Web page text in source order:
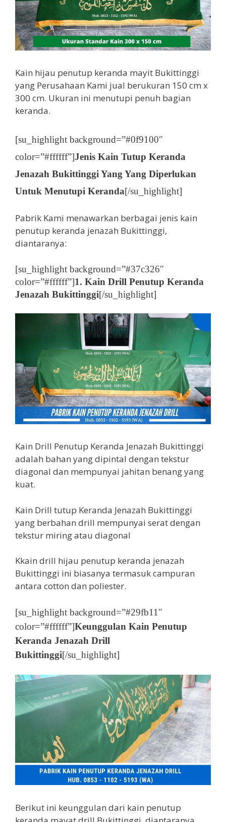
Kain hijau penutup keranda mayit Bukittinggi
yang Perusahaan Kami jual berukuran 150 cm x
300 cm. Ukuran ini menutupi penuh bagian
keranda.
[su_highlight background=”#0f9100″
color=”#ffffff”]Jenis Kain Tutup Keranda
Jenazah Bukittinggi Yang Yang Diperlukan
Untuk Menutupi Keranda[/su_highlight]
Pabrik Kami menawarkan berbagai jenis kain
penutup keranda jenazah Bukittinggi,
diantaranya:
[su_highlight background=”#37c326″
color=”#ffffff”]1. Kain Drill Penutup Keranda
Jenazah Bukittinggi[/su_highlight]
Kain Drill Penutup Keranda Jenazah Bukittinggi
adalah bahan yang dipintal dengan tekstur
diagonal dan mempunyai jahitan benang yang
kuat.
Kain Drill tutup Keranda Jenazah Bukittinggi
yang berbahan drill mempunyai serat dengan
tekstur miring atau diagonal
Kkain drill hijau penutup keranda jenazah
Bukittinggi ini biasanya termasuk campuran
antara cotton dan poliester.
[su_highlight background=”#29fb11″
color=”#ffffff”]Keunggulan Kain Penutup
Keranda Jenazah Drill
Bukittinggi[/su_highlight]
Berikut ini keunggulan dari kain penutup